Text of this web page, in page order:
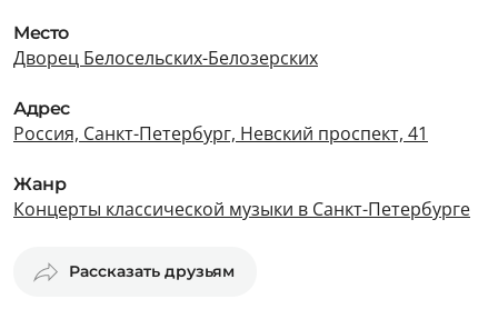
Место
Дворец Белосельских-Белозерских
Адрес
Россия, Санкт-Петербург, Невский проспект, 41
Жанр
Концерты классической музыки в Санкт-Петербурге
Рассказать друзьям